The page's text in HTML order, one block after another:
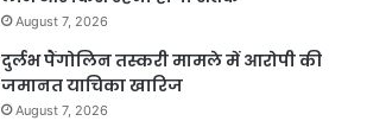
August 7, 2026
दुर्लभ पैंगोलिन तस्करी मामले में आरोपी की
जमानत याचिका खारिज
August 7, 2026